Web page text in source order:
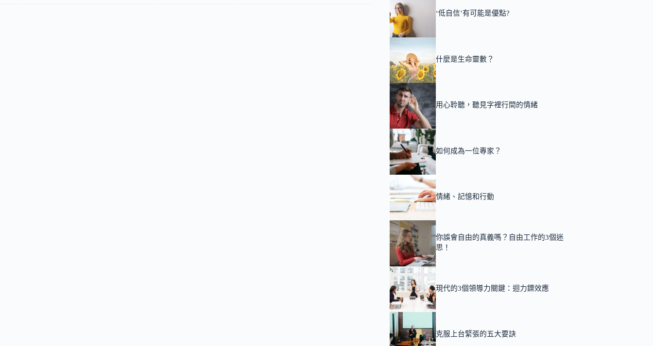
‘低自信’有可能是優點?
什麼是生命靈數？
用心聆聽，聽見字裡行間的情緒
如何成為一位專家？
情緒、記憶和行動
你誤會自由的真義嗎？自由工作的3個迷
思！
現代的3個領導力關鍵：迴力鏢效應
克服上台緊張的五大要訣